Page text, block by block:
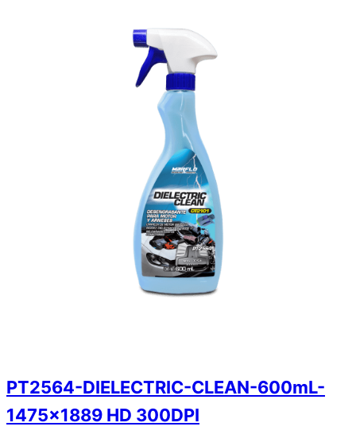
PT2564-DIELECTRIC-CLEAN-600mL-
1475×1889 HD 300DPI